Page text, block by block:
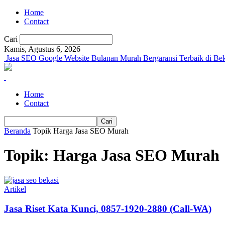
Home
Contact
Cari
Kamis, Agustus 6, 2026
Jasa SEO Google Website Bulanan Murah Bergaransi Terbaik di
Home
Contact
Beranda Topik Harga Jasa SEO Murah
Topik: Harga Jasa SEO Murah
Artikel
Jasa Riset Kata Kunci, 0857-1920-2880 (Call-WA)